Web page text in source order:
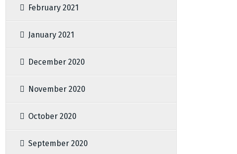
February 2021
January 2021
December 2020
November 2020
October 2020
September 2020